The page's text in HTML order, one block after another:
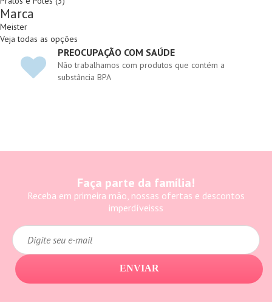
Marca
Meister
Veja todas as opções
PREOCUPAÇÃO COM SAÚDE
Não trabalhamos com produtos que contém a
substância BPA
Faça parte da família!
Receba em primeira mão, nossas ofertas e descontos
imperdíveisss
ENVIAR